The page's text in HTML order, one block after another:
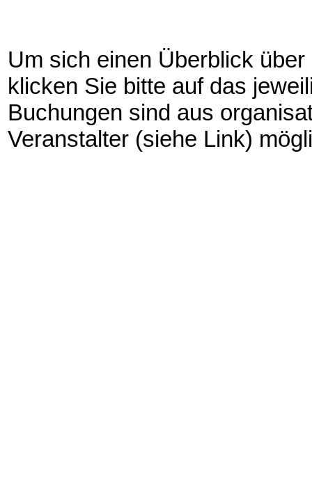
Um sich einen Überblick
klicken Sie bitte auf das
Buchungen sind aus
Veranstalter (siehe Link)